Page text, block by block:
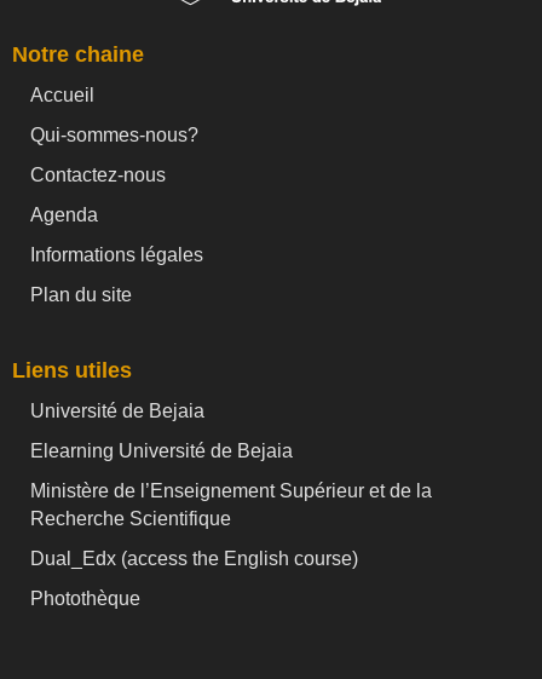
Notre chaine
Accueil
Qui-sommes-nous?
Contactez-nous
Agenda
Informations légales
Plan du site
Liens utiles
Université de Bejaia
Elearning Université de Bejaia
Ministère de l’Enseignement Supérieur et de la
Recherche Scientifique
Dual_Edx (access the English course)
Photothèque